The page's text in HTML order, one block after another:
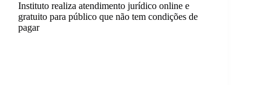
Instituto realiza atendimento jurídico online e
gratuito para público que não tem condições de
pagar